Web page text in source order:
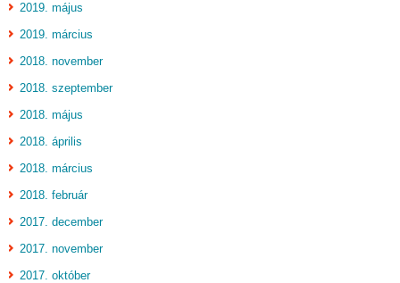
2019. május
2019. március
2018. november
2018. szeptember
2018. május
2018. április
2018. március
2018. február
2017. december
2017. november
2017. október